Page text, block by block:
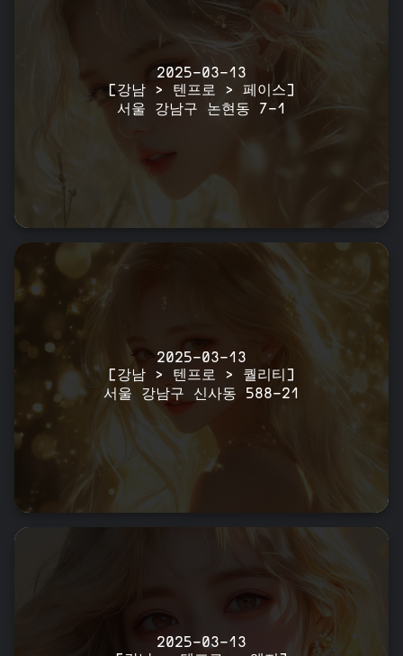
2025-03-13
[강남 > 텐프로 > 페이스]
서울 강남구 논현동 7-1
2025-03-13
[강남 > 텐프로 > 퀄리티]
서울 강남구 신사동 588-21
2025-03-13